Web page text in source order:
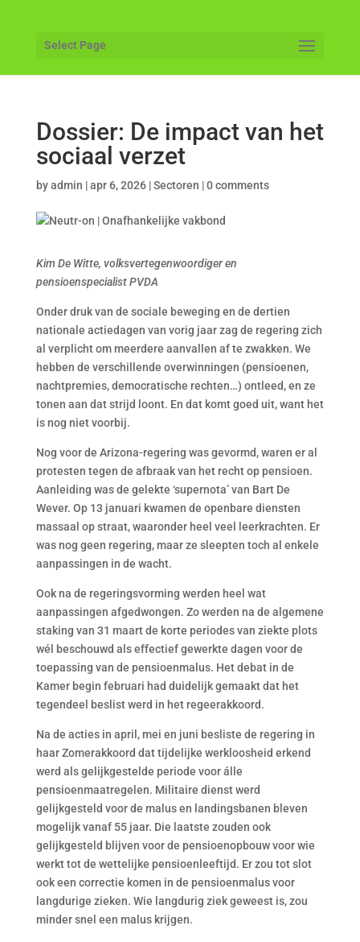
Select Page
Dossier: De impact van het
sociaal verzet
byadmin |apr 6, 2026|Sectoren |0 comments
Kim De Witte, volksvertegenwoordiger en
pensioenspecialist PVDA
Onder druk van de sociale beweging en de dertien
nationale actiedagen van vorig jaar zag de regering zich
al verplicht om meerdere aanvallen af te zwakken. We
hebben de verschillende overwinningen (pensioenen,
nachtpremies, democratische rechten…) ontleed, en ze
tonen aan dat strijd loont. En dat komt goed uit, want het
is nog niet voorbij.
Nog voor de Arizona-regering was gevormd, waren er al
protesten tegen de afbraak van het recht op pensioen.
Aanleiding was de gelekte ‘supernota’ van Bart De
Wever. Op 13 januari kwamen de openbare diensten
massaal op straat, waaronder heel veel leerkrachten. Er
was nog geen regering, maar ze sleepten toch al enkele
aanpassingen in de wacht.
Ook na de regeringsvorming werden heel wat
aanpassingen afgedwongen. Zo werden na de algemene
staking van 31 maart de korte periodes van ziekte plots
wél beschouwd als effectief gewerkte dagen voor de
toepassing van de pensioenmalus. Het debat in de
Kamer begin februari had duidelijk gemaakt dat het
tegendeel beslist werd in het regeerakkoord.
Na de acties in april, mei en juni besliste de regering in
haar Zomerakkoord dat tijdelijke werkloosheid erkend
werd als gelijkgestelde periode voor álle
pensioenmaatregelen. Militaire dienst werd
gelijkgesteld voor de malus en landingsbanen bleven
mogelijk vanaf 55 jaar. Die laatste zouden ook
gelijkgesteld blijven voor de pensioenopbouw voor wie
werkt tot de wettelijke pensioenleeftijd. Er zou tot slot
ook een correctie komen in de pensioenmalus voor
langdurige zieken. Wie langdurig ziek geweest is, zou
minder snel een malus krijgen.